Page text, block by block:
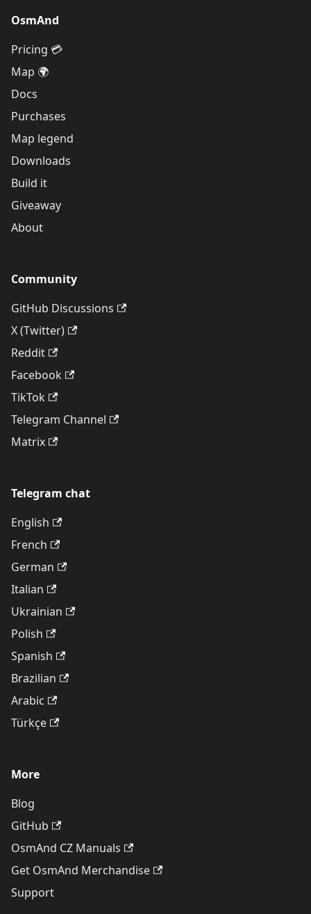
OsmAnd
Pricing 💳
Map 🌍
Docs
Purchases
Map legend
Downloads
Build it
Giveaway
About
Community
GitHub Discussions
X (Twitter)
Reddit
Facebook
TikTok
Telegram Channel
Matrix
Telegram chat
English
French
German
Italian
Ukrainian
Polish
Spanish
Brazilian
Arabic
Türkçe
More
Blog
GitHub
OsmAnd CZ Manuals
Get OsmAnd Merchandise
Support